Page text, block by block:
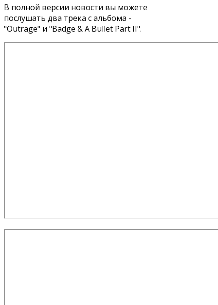
В полной версии новости вы можете
послушать два трека с альбома -
"Outrage" и "Badge & A Bullet Part II".